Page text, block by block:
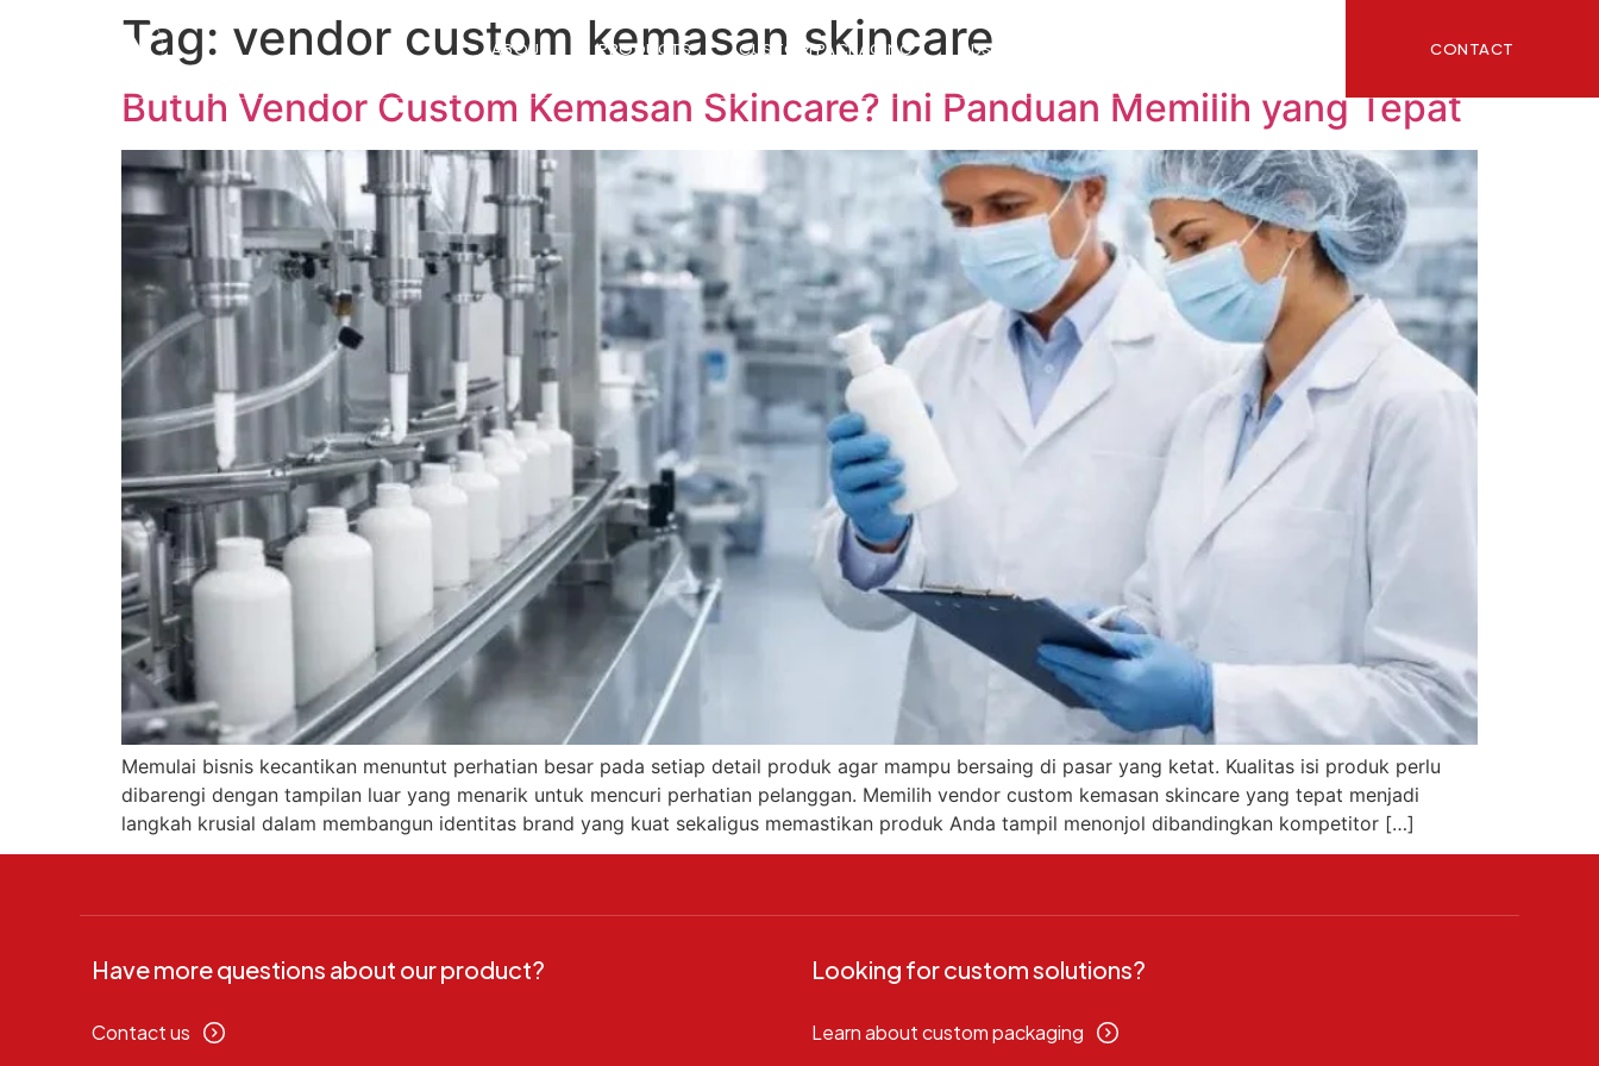
ABOUT PRODUCTS CUSTOM PACKAGING SUSTAINABILITY CONTACT
Tag: vendor custom kemasan skincare
Butuh Vendor Custom Kemasan Skincare? Ini Panduan Memilih yang Tepat
Memulai bisnis kecantikan menuntut perhatian besar pada setiap detail produk agar mampu bersaing di pasar yang ketat. Kualitas isi produk perlu
dibarengi dengan tampilan luar yang menarik untuk mencuri perhatian pelanggan. Memilih vendor custom kemasan skincare yang tepat menjadi
langkah krusial dalam membangun identitas brand yang kuat sekaligus memastikan produk Anda tampil menonjol dibandingkan kompetitor […]
Have more questions about our product?
Contact us
Looking for custom solutions?
Learn about custom packaging